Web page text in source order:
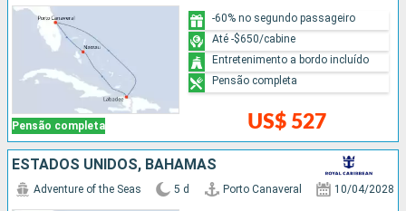
Pensão completa US$ 527
-60% no segundo passageiro
Até -$650/cabine
Entretenimento a bordo incluído
Pensão completa
ESTADOS UNIDOS, BAHAMAS
Adventure of the Seas 5 d Porto Canaveral 10/04/2028